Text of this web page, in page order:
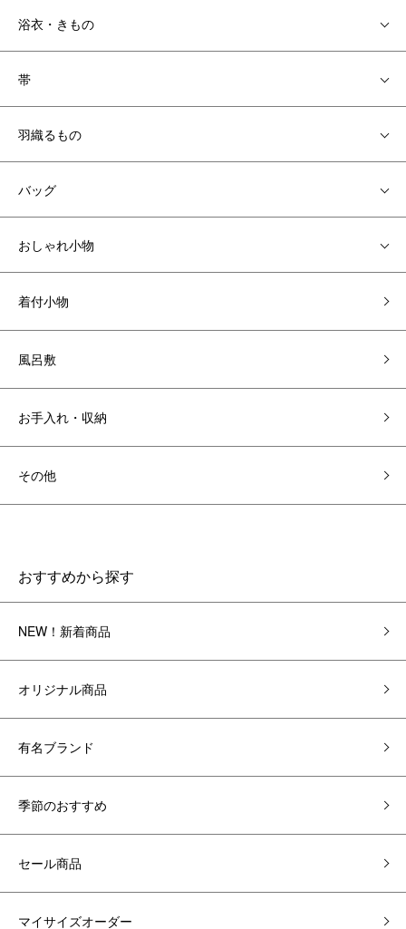
浴衣・きもの
帯
羽織るもの
バッグ
おしゃれ小物
着付小物
風呂敷
お手入れ・収納
その他
おすすめから探す
NEW！新着商品
オリジナル商品
有名ブランド
季節のおすすめ
セール商品
マイサイズオーダー